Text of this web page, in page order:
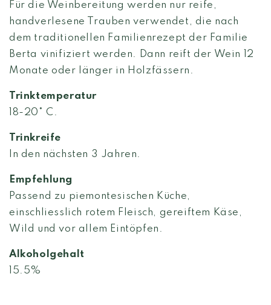
Für die Weinbereitung werden nur reife,
handverlesene Trauben verwendet, die nach
dem traditionellen Familienrezept der Familie
Berta vinifiziert werden. Dann reift der Wein 12
Monate oder länger in Holzfässern.
Trinktemperatur
18-20° C.
Trinkreife
In den nächsten 3 Jahren.
Empfehlung
Passend zu piemontesischen Küche,
einschliesslich rotem Fleisch, gereiftem Käse,
Wild und vor allem Eintöpfen.
Alkoholgehalt
15.5%